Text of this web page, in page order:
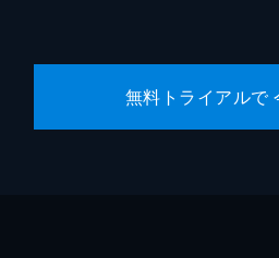
無料トライアルで